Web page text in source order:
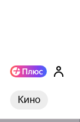
Кино